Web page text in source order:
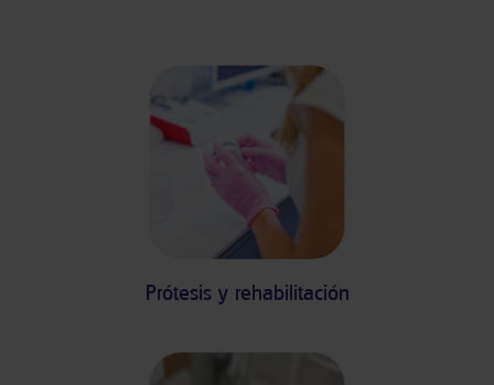
Prótesis y rehabilitación